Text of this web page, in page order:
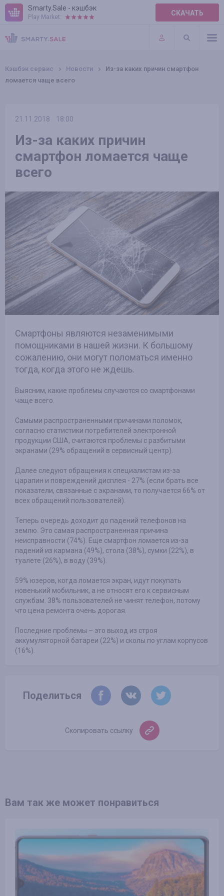
Smarty.Sale - кэшбэк
Play Market: СКАЧАТЬ
ПРАВИЛА
ПЛАГИНЫ
Кэшбэк сервис Новости
Из-за каких причин смартфон
ломается чаще всего
21.11.2018 18:00
Из-за каких причин
смартфон ломается чаще
всего
Смартфоны являются незаменимыми
помощниками в нашей жизни. К большому
сожалению, они могут поломаться именно
тогда, когда этого не ждешь.
Выясним, какие проблемы случаются со смартфонами
чаще всего.
Самыми распространенными причинами поломок,
согласно статистики потребителей электронной
продукции США, считаются проблемы с разбитыми
экранами (29% обращений в сервисный центр).
Далее следуют обращения к специалистам из-за
царапин и повреждений дисплея - 27% (если брать все
показатели, связанные с экранами, то получается 66% от
всех обращений пользователей).
Теперь очередь доходит до падений телефонов на
землю. Это самая распространенная причина
неисправности (74%). Еще смартфон ломается из-за
падений из кармана (49%), стола (38%), сумки (22%), в
туалете (26%), в воду (39%).
59% юзеров, когда ломается экран, идут покупать
новенький мобильник, а не относят его к сервисным
службам. 38% пользователей не чинят телефон, потому
что цена ремонта очень дорогая.
Последние проблемы – это выход из строя
аккумуляторной батареи (22%) и сколы по углам корпусов
(16%).
Поделиться
Скопировать ссылку
Вам так же может понравиться